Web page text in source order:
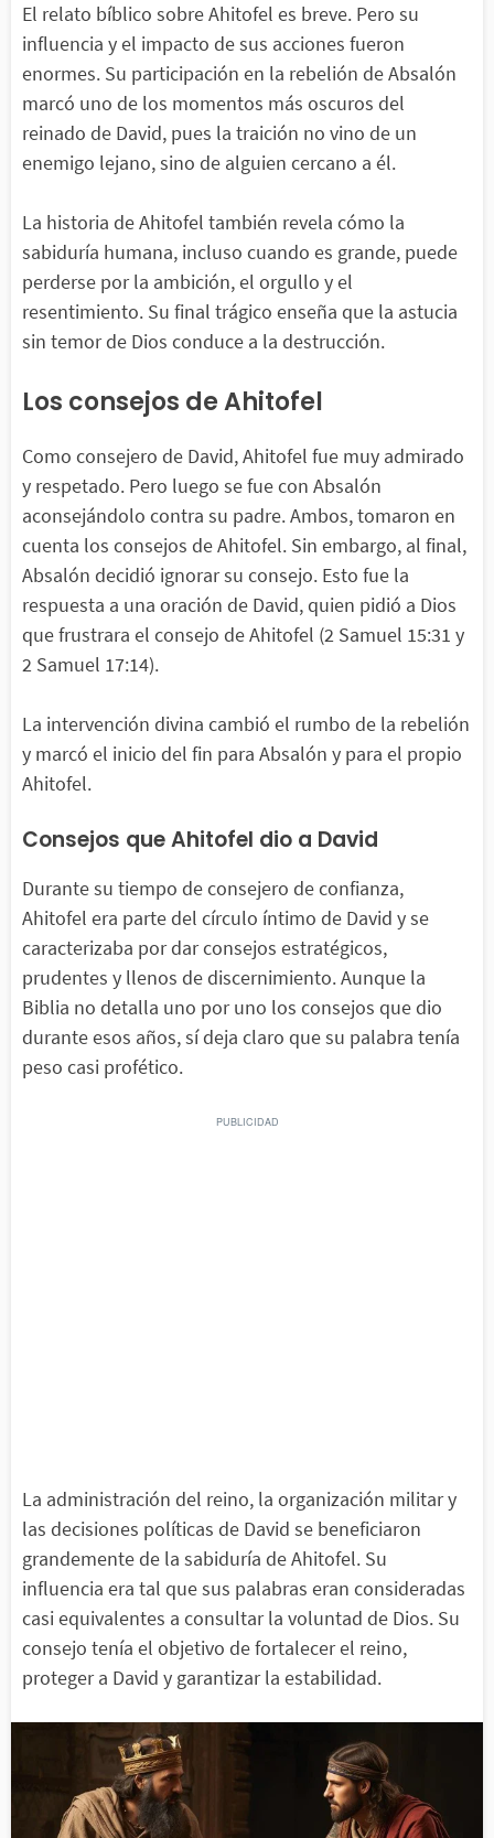
El relato bíblico sobre Ahitofel es breve. Pero su
influencia y el impacto de sus acciones fueron
enormes. Su participación en la rebelión de Absalón
marcó uno de los momentos más oscuros del
reinado de David, pues la traición no vino de un
enemigo lejano, sino de alguien cercano a él.
La historia de Ahitofel también revela cómo la
sabiduría humana, incluso cuando es grande, puede
perderse por la ambición, el orgullo y el
resentimiento. Su final trágico enseña que la astucia
sin temor de Dios conduce a la destrucción.
Los consejos de Ahitofel
Como consejero de David, Ahitofel fue muy admirado
y respetado. Pero luego se fue con Absalón
aconsejándolo contra su padre. Ambos, tomaron en
cuenta los consejos de Ahitofel. Sin embargo, al final,
Absalón decidió ignorar su consejo. Esto fue la
respuesta a una oración de David, quien pidió a Dios
que frustrara el consejo de Ahitofel (2 Samuel 15:31 y
2 Samuel 17:14).
La intervención divina cambió el rumbo de la rebelión
y marcó el inicio del fin para Absalón y para el propio
Ahitofel.
Consejos que Ahitofel dio a David
Durante su tiempo de consejero de confianza,
Ahitofel era parte del círculo íntimo de David y se
caracterizaba por dar consejos estratégicos,
prudentes y llenos de discernimiento. Aunque la
Biblia no detalla uno por uno los consejos que dio
durante esos años, sí deja claro que su palabra tenía
peso casi profético.
La administración del reino, la organización militar y
las decisiones políticas de David se beneficiaron
grandemente de la sabiduría de Ahitofel. Su
influencia era tal que sus palabras eran consideradas
casi equivalentes a consultar la voluntad de Dios. Su
consejo tenía el objetivo de fortalecer el reino,
proteger a David y garantizar la estabilidad.